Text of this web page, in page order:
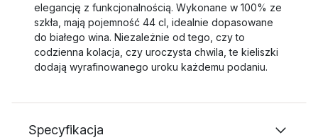
elegancję z funkcjonalnością. Wykonane w 100% ze
szkła, mają pojemność 44 cl, idealnie dopasowane
do białego wina. Niezależnie od tego, czy to
codzienna kolacja, czy uroczysta chwila, te kieliszki
dodają wyrafinowanego uroku każdemu podaniu.
Specyfikacja